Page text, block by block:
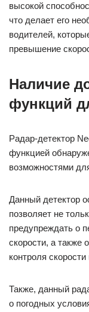
высокой
что делает его
водителей,
превышение
Наличие
функций
Радар-детектор
функцией
возможностями
Данный детектор
позволяет не
предупреждать о
скорости, а также
контроля
Также, данный
о погодных